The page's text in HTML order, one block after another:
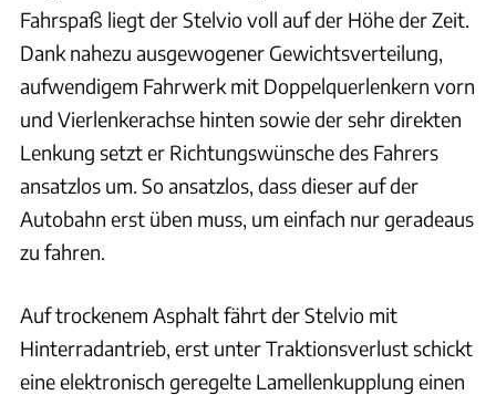
Fahrspaß liegt der Stelvio voll auf der Höhe der Zeit.
Dank nahezu ausgewogener Gewichtsverteilung,
aufwendigem Fahrwerk mit Doppelquerlenkern vorn
und Vierlenkerachse hinten sowie der sehr direkten
Lenkung setzt er Richtungswünsche des Fahrers
ansatzlos um. So ansatzlos, dass dieser auf der
Autobahn erst üben muss, um einfach nur geradeaus
zu fahren.
Auf trockenem Asphalt fährt der Stelvio mit
Hinterradantrieb, erst unter Traktionsverlust schickt
eine elektronisch geregelte Lamellenkupplung einen